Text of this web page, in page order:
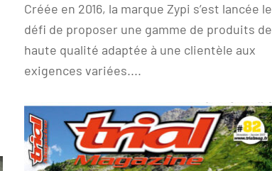
Créée en 2016, la marque Zypi s’est lancée le
défi de proposer une gamme de produits de
haute qualité adaptée à une clientèle aux
exigences variées....